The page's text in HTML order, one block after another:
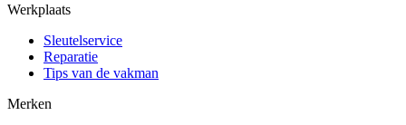
Werkplaats
Sleutelservice
Reparatie
Tips van de vakman
Merken